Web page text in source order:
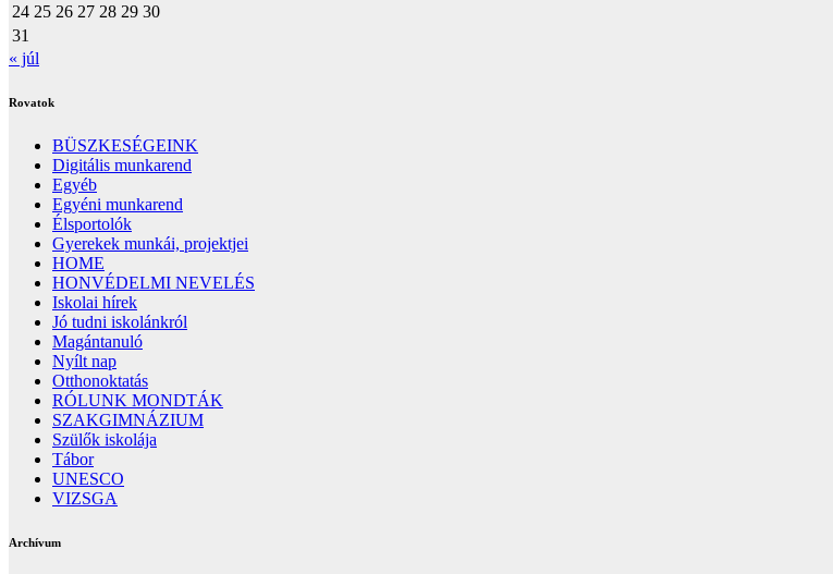
24 25 26 27 28 29 30
31
« júl
Rovatok
BÜSZKESÉGEINK
Digitális munkarend
Egyéb
Egyéni munkarend
Élsportolók
Gyerekek munkái, projektjei
HOME
HONVÉDELMI NEVELÉS
Iskolai hírek
Jó tudni iskolánkról
Magántanuló
Nyílt nap
Otthonoktatás
RÓLUNK MONDTÁK
SZAKGIMNÁZIUM
Szülők iskolája
Tábor
UNESCO
VIZSGA
Archívum